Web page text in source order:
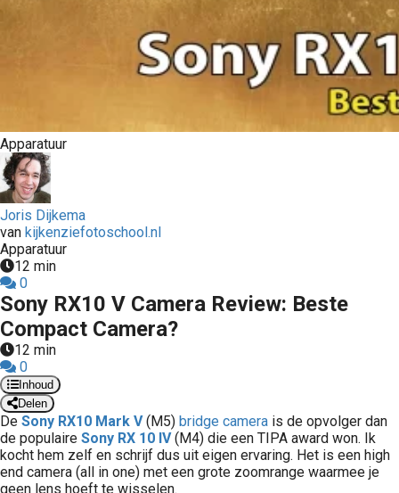
Apparatuur
Joris Dijkema
van kijkenziefotoschool.nl
Apparatuur
12 min
0
Sony RX10 V Camera Review: Beste
Compact Camera?
12 min
0
Inhoud
Delen
De Sony RX10 Mark V(M5) bridge camera is de opvolger dan
de populaire Sony RX 10 IV(M4) die een TIPA award won. Ik
kocht hem zelf en schrijf dus uit eigen ervaring. Het is een high
end camera (all in one) met een grote zoomrange waarmee je
geen lens hoeft te wisselen.